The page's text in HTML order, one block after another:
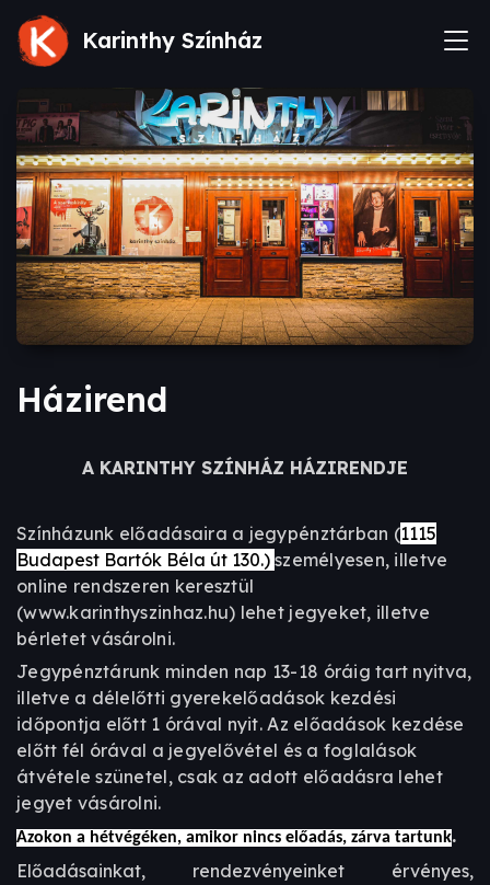
Karinthy Színház
Házirend
A KARINTHY SZÍNHÁZ HÁZIRENDJE
Színházunk előadásaira a jegypénztárban (1115
Budapest Bartók Béla út 130.) személyesen, illetve
online rendszeren keresztül
(www.karinthyszinhaz.hu) lehet jegyeket, illetve
bérletet vásárolni.
Jegypénztárunk minden nap 13-18 óráig tart nyitva,
illetve a délelőtti gyerekelőadások kezdési
időpontja előtt 1 órával nyit. Az előadások kezdése
előtt fél órával a jegyelővétel és a foglalások
átvétele szünetel, csak az adott előadásra lehet
jegyet vásárolni.
Azokon a hétvégéken, amikor nincs előadás, zárva tartunk.
Előadásainkat, rendezvényeinket érvényes,